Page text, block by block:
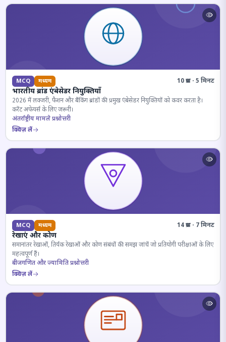
MCQ मध्यम 10 प्रश्न · 5 मिनट
भारतीय ब्रांड एंबेसेडर नियुक्तियाँ
2026 में लक्जरी, फैशन और बैंकिंग ब्रांडों की प्रमुख एंबेसेडर नियुक्तियों को कवर करता है।
करेंट अफेयर्स के लिए जरूरी।
अंतर्राष्ट्रीय मामले प्रश्नोत्तरी
क्विज़ लें
MCQ मध्यम 14 प्रश्न · 7 मिनट
रेखाएं और कोण
समानांतर रेखाओं, तिर्यक रेखाओं और कोण संबंधों की समझ जांचें जो प्रतियोगी परीक्षाओं के लिए
महत्वपूर्ण हैं।
बीजगणित और ज्यामिति प्रश्नोत्तरी
क्विज़ लें